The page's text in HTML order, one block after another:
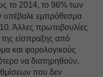
το 2014, το 96% των
υπέβαλε εμπρόθεσμα
Άλλες πρωτοβουλίες
είσπραξης από
και φορολογικούς
να διατηρηθούν,
που δεν